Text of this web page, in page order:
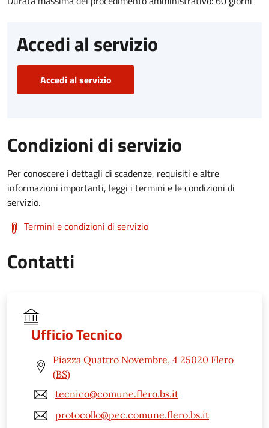
Accedi al servizio
Accedi al servizio
Condizioni di servizio
Per conoscere i dettagli di scadenze, requisiti e altre
informazioni importanti, leggi i termini e le condizioni di
servizio.
Termini e condizioni di servizio
Contatti
Ufficio Tecnico
Piazza Quattro Novembre, 4 25020 Flero
(BS)
tecnico@comune.flero.bs.it
protocollo@pec.comune.flero.bs.it